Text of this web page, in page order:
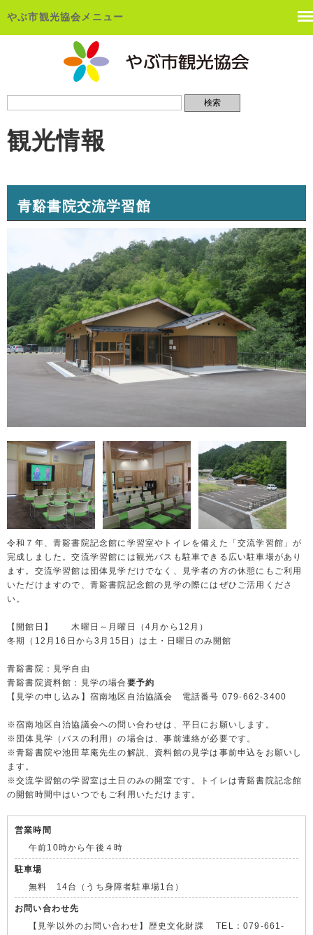
やぶ市観光協会メニュー
観光情報
青谿書院交流学習館
令和７年、青谿書院記念館に学習室やトイレを備えた「交流学習館」が
完成しました。交流学習館には観光バスも駐車できる広い駐車場があり
ます。交流学習館は団体見学だけでなく、見学者の方の休憩にもご利用
いただけますので、青谿書院記念館の見学の際にはぜひご活用くださ
い。
【開館日】 木曜日～月曜日（4月から12月）
冬期（12月16日から3月15日）は土・日曜日のみ開館
青谿書院：見学自由
青谿書院資料館：見学の場合 要予約
【見学の申し込み】宿南地区自治協議会 電話番号 079-662-3400
※宿南地区自治協議会への問い合わせは、平日にお願いします。
※団体見学（バスの利用）の場合は、事前連絡が必要です。
※青谿書院や池田草庵先生の解説、資料館の見学は事前申込をお願いし
ます。
※交流学習館の学習室は土日のみの開室です。トイレは青谿書院記念館
の開館時間中はいつでもご利用いただけます。
営業時間
午前10時から午後４時
駐車場
無料 14台（うち身障者駐車場1台）
お問い合わせ先
【見学以外のお問い合わせ】歴史文化財課 TEL：079-661-